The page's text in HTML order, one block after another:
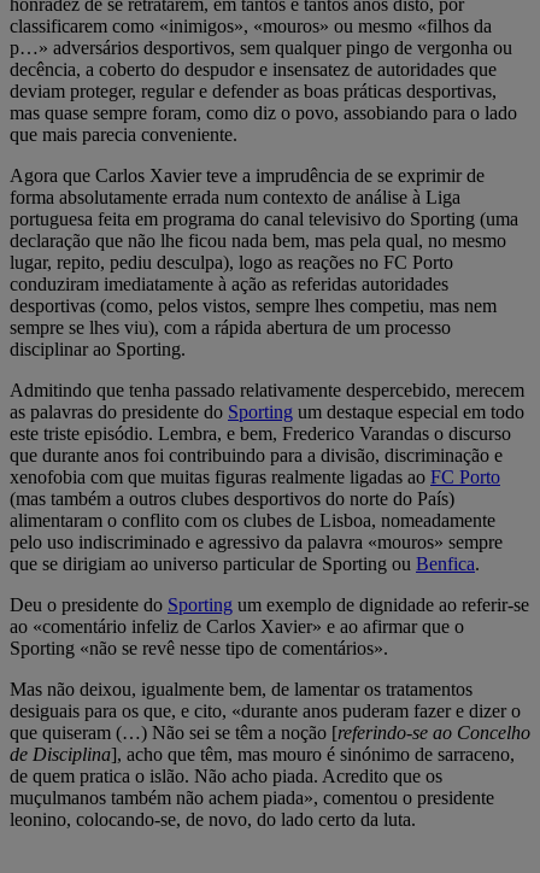
classificarem como «inimigos», «mouros» ou mesmo «filhos da
p…» adversários desportivos, sem qualquer pingo de vergonha ou
decência, a coberto do despudor e insensatez de autoridades que
deviam proteger, regular e defender as boas práticas desportivas,
mas quase sempre foram, como diz o povo, assobiando para o lado
que mais parecia conveniente.
Agora que Carlos Xavier teve a imprudência de se exprimir de
forma absolutamente errada num contexto de análise à Liga
portuguesa feita em programa do canal televisivo do Sporting (uma
declaração que não lhe ficou nada bem, mas pela qual, no mesmo
lugar, repito, pediu desculpa), logo as reações no FC Porto
conduziram imediatamente à ação as referidas autoridades
desportivas (como, pelos vistos, sempre lhes competiu, mas nem
sempre se lhes viu), com a rápida abertura de um processo
disciplinar ao Sporting.
Admitindo que tenha passado relativamente despercebido, merecem
as palavras do presidente do Sporting um destaque especial em todo
este triste episódio. Lembra, e bem, Frederico Varandas o discurso
que durante anos foi contribuindo para a divisão, discriminação e
xenofobia com que muitas figuras realmente ligadas ao FC Porto
(mas também a outros clubes desportivos do norte do País)
alimentaram o conflito com os clubes de Lisboa, nomeadamente
pelo uso indiscriminado e agressivo da palavra «mouros» sempre
que se dirigiam ao universo particular de Sporting ou Benfica.
Deu o presidente do Sporting um exemplo de dignidade ao referir-se
ao «comentário infeliz de Carlos Xavier» e ao afirmar que o
Sporting «não se revê nesse tipo de comentários».
Mas não deixou, igualmente bem, de lamentar os tratamentos
desiguais para os que, e cito, «durante anos puderam fazer e dizer o
que quiseram (…) Não sei se têm a noção [referindo-se ao Concelho
de Disciplina], acho que têm, mas mouro é sinónimo de sarraceno,
de quem pratica o islão. Não acho piada. Acredito que os
muçulmanos também não achem piada», comentou o presidente
leonino, colocando-se, de novo, do lado certo da luta.